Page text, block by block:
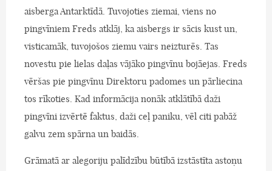
aisberga Antarktīdā. Tuvojoties ziemai, viens no
pingvīniem Freds atklāj, ka aisbergs ir sācis kust un,
visticamāk, tuvojošos ziemu vairs neizturēs. Tas
novestu pie lielas daļas vājāko pingvīnu bojāejas. Freds
vēršas pie pingvīnu Direktoru padomes un pārliecina
tos rīkoties. Kad informācija nonāk atklātībā daži
pingvīni izvērtē faktus, daži ceļ paniku, vēl citi pabāž
galvu zem spārna un baidās.
Grāmatā ar alegoriju palīdzību būtībā izstāstīta astoņu